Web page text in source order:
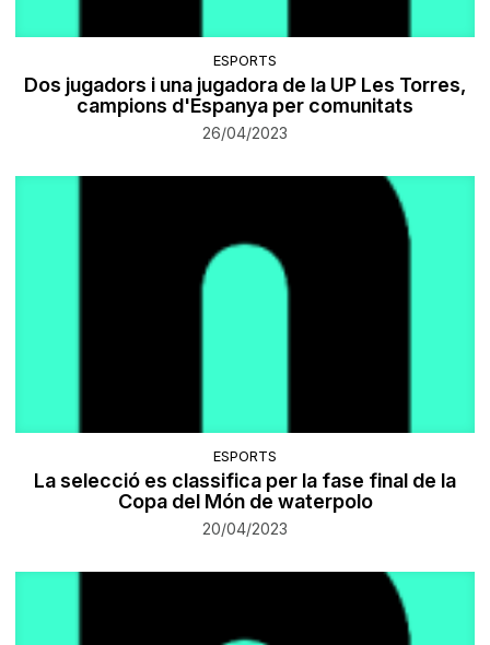
ESPORTS
Dos jugadors i una jugadora de la UP Les Torres,
campions d'Espanya per comunitats
26/04/2023
ESPORTS
La selecció es classifica per la fase final de la
Copa del Món de waterpolo
20/04/2023